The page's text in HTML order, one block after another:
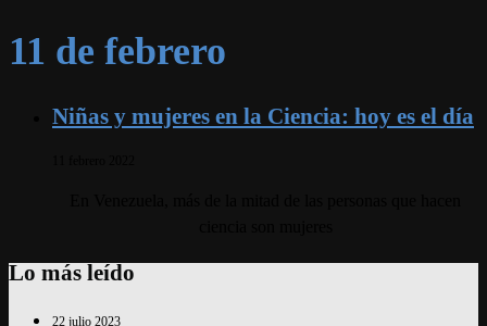
11 de febrero
Niñas y mujeres en la Ciencia: hoy es el día
Lo más leído
22 julio 2023